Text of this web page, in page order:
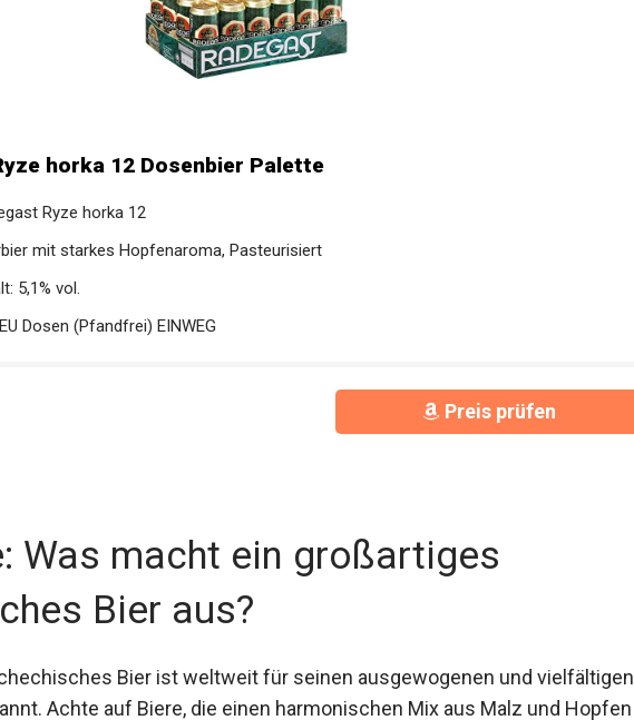
horka 12 Dosenbier Palette
Ryze horka 12
mit starkes Hopfenaroma, Pasteurisiert
5,1% vol.
Dosen (Pfandfrei) EINWEG
Preis prüfen
Was macht ein großartiges
Bier aus?
Bier ist weltweit für seinen ausgewogenen und vielfältigen
Achte auf Biere, die einen harmonischen Mix aus Malz und Hopfen